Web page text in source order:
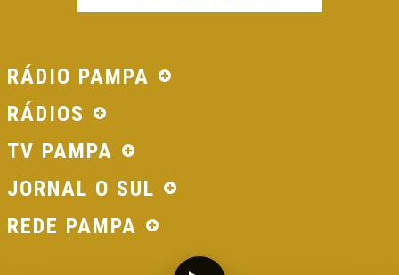
RÁDIO PAMPA
RÁDIOS
TV PAMPA
JORNAL O SUL
REDE PAMPA